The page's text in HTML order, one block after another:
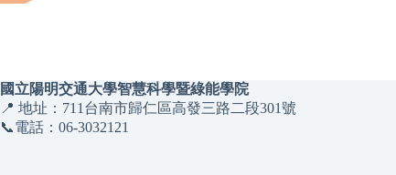
國立陽明交通大學智慧科學暨綠能學院
📍 地址：711台南市歸仁區高發三路二段301號
📞電話：06-3032121